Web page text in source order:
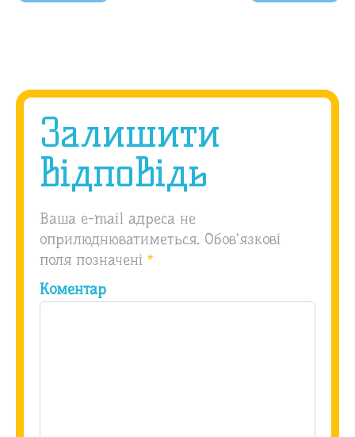
Залишити
відповідь
Ваша e-mail адреса не
оприлюднюватиметься. Обов’язкові
поля позначені *
Коментар